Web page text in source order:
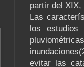
partir del
Las
los estudios
evitar las